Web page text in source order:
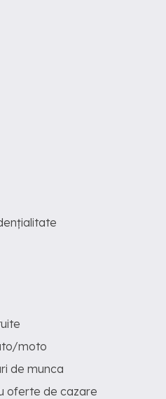
moto
de munca
oferte de cazare